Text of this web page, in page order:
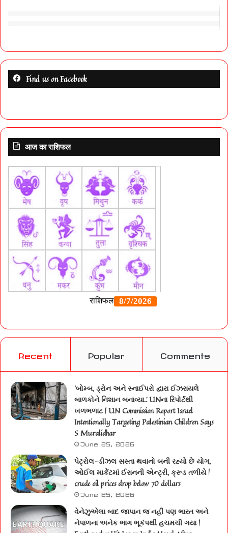
Find us on Facebook
आज का राशिफल
Recent Popular Comments
‘બોમ્બ, ડ્રોન અને સ્નાઈપરો દ્વારા ઈઝરાયલે
બાળકોને નિશાન બનાવ્યા..’ UNના રિપોર્ટથી
ખળભળાટ | UN Commission Report Israel
Intentionally Targeting Palestinian Children Says
S Muralidhar
June 25, 2026
પેટ્રોલ-ડીઝલ સસ્તા થવાનો બની રહ્યો છે યોગ,
ઓઈલ માર્કેટમાં ઈરાનની એન્ટ્રી, ક્રૂડ તળીયે |
crude oil prices drop below 70 dollars
June 25, 2026
વેનેઝુએલા બાદ જાપાન જ નહીં પણ ભારત અને
નેપાળના અનેક ભાગ ભૂકંપથી હચમચી ગયા |